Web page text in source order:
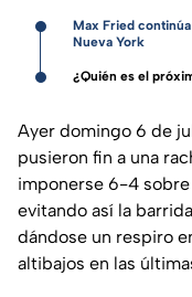
Max Fried
Nueva York
¿Quién es el
Ayer domingo 6 de
pusieron fin a una
imponerse 6-4 sobre
evitando así la
dándose un respiro
altibajos en las